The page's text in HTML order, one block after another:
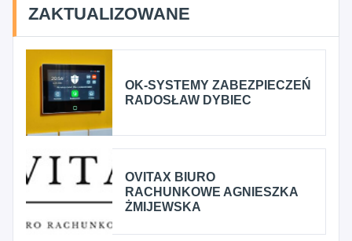
ZAKTUALIZOWANE
OK-SYSTEMY ZABEZPIECZEŃ
RADOSŁAW DYBIEC
OVITAX BIURO
RACHUNKOWE AGNIESZKA
ŻMIJEWSKA